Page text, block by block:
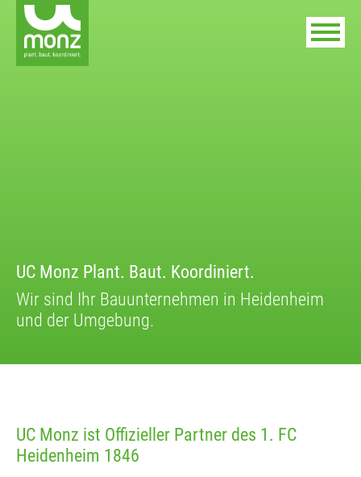
UC Monz Plant. Baut. Koordiniert.
Wir sind Ihr Bauunternehmen in Heidenheim
und der Umgebung.
UC Monz ist Offizieller Partner des 1. FC
Heidenheim 1846